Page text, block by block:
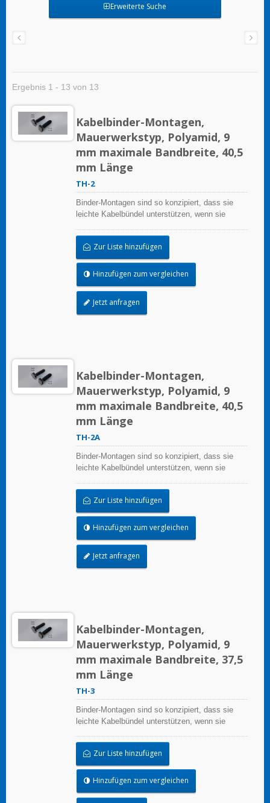
Erweiterte Suche
Ergebnis 1 - 13 von 13
Kabelbinder-Montagen,
Mauerwerkstyp, Polyamid, 9
mm maximale Bandbreite, 40,5
mm Länge
TH-2
Binder-Montagen sind so konzipiert, dass sie
leichte Kabelbündel unterstützen, wenn sie
fettfreien Oberfläche angebracht werden.
Zur Liste hinzufügen
Hinzufügen zum vergleichen
Jetzt anfragen
Kabelbinder-Montagen,
Mauerwerkstyp, Polyamid, 9
mm maximale Bandbreite, 40,5
mm Länge
TH-2A
Binder-Montagen sind so konzipiert, dass sie
leichte Kabelbündel unterstützen, wenn sie
fettfreien Oberfläche angebracht werden.
Zur Liste hinzufügen
Hinzufügen zum vergleichen
Jetzt anfragen
Kabelbinder-Montagen,
Mauerwerkstyp, Polyamid, 9
mm maximale Bandbreite, 37,5
mm Länge
TH-3
Binder-Montagen sind so konzipiert, dass sie
leichte Kabelbündel unterstützen, wenn sie
fettfreien Oberfläche angebracht werden.
Zur Liste hinzufügen
Hinzufügen zum vergleichen